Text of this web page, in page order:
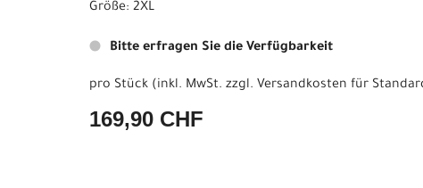
Größe: 2XL
Bitte erfragen Sie die Verfügbarkeit
pro Stück (inkl. MwSt. zzgl. Versandkosten für
169,90 CHF